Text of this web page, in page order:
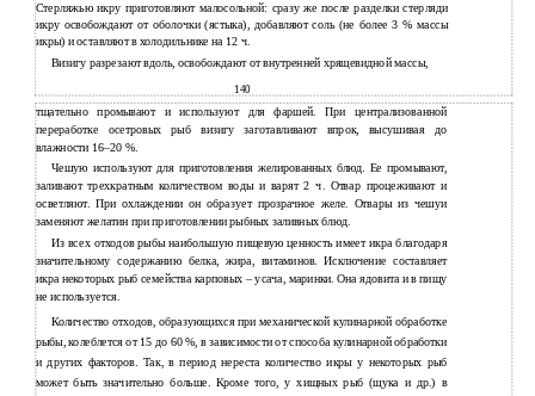
Стерляжью икру приготовляют малосольной: сразу же после разделки стерляди
икру освобождают от оболочки (ястыка), добавляют соль (не более 3 % массы
икры) и оставляют в холодильнике на 12 ч.
Визигу разрезают вдоль, освобождают от внутренней хрящевидной массы,
140
тщательно промывают и используют для фаршей. При централизованной
переработке осетровых рыб визигу заготавливают впрок, высушивая до
влажности 16–20 %.
Чешую используют для приготовления желированных блюд. Ее промывают,
заливают трехкратным количеством воды и варят 2 ч. Отвар процеживают и
осветляют. При охлаждении он образует прозрачное желе. Отвары из чешуи
заменяют желатин при приготовлении рыбных заливных блюд.
Из всех отходов рыбы наибольшую пищевую ценность имеет икра благодаря
значительному содержанию белка, жира, витаминов. Исключение составляет
икра некоторых рыб семейства карповых – усача, маринки. Она ядовита и в пищу
не используется.
Количество отходов, образующихся при механической кулинарной обработке
рыбы, колеблется от 15 до 60 %, в зависимости от способа кулинарной обработки
и других факторов. Так, в период нереста количество икры у некоторых рыб
может быть значительно больше. Кроме того, у хищных рыб (щука и др.) в